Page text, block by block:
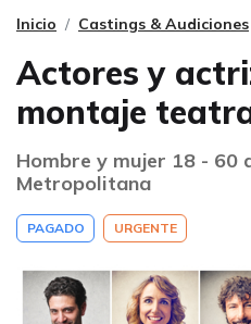
Inicio Castings & Audiciones
Actores y
montaje
Hombre y mujer 18 - 60
Metropolitana
PAGADO URGENTE